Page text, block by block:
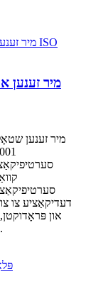
מיר זענען
מיר זענען
דעדיקאַציע צו
און